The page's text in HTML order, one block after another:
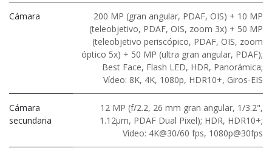
Cámara
200 MP (gran angular, PDAF, OIS) + 10 MP
(teleobjetivo, PDAF, OIS, zoom 3x) + 50 MP
(teleobjetivo periscópico, PDAF, OIS, zoom
óptico 5x) + 50 MP (ultra gran angular, PDAF);
Best Face, Flash LED, HDR, Panorámica;
Vídeo: 8K, 4K, 1080p, HDR10+, Giros-EIS
Cámara
secundaria
12 MP (f/2.2, 26 mm gran angular, 1/3.2",
1.12μm, PDAF Dual Pixel); HDR, HDR10+;
Vídeo: 4K@30/60 fps, 1080p@30fps